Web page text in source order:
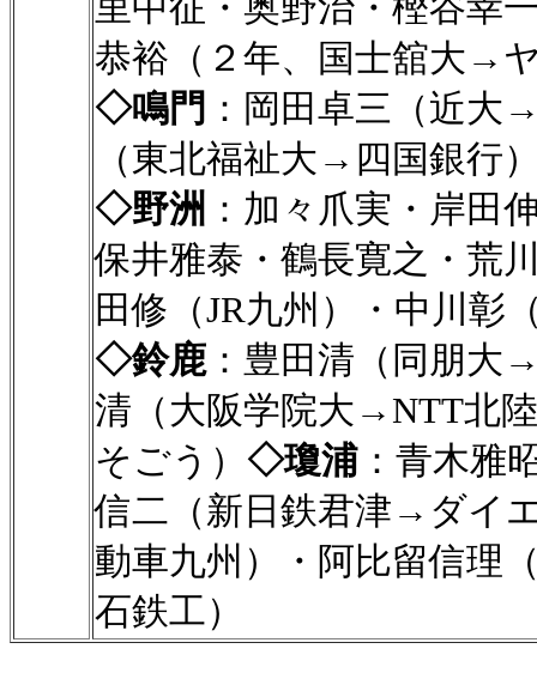
恭裕（２年、国士舘大→
◇鳴門 ：岡田卓三（近大
（東北福祉大→四国銀行
◇野洲 ：加々爪実・岸田
保井雅泰・鶴長寛之・荒
田修（JR九州）・中川彰
◇鈴鹿：豊田清（同朋
清（大阪学院大→NTT北
そごう） ◇瓊浦 ：青木雅
信二（新日鉄君津→ダイ
動車九州）・阿比留信理
石鉄工）